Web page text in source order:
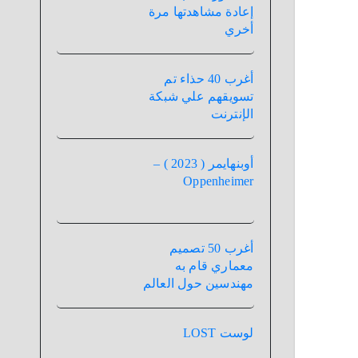
إعادة مشاهدتها مرة
أخري
أغرب 40 حذاء تم
تسويقهم علي شبكة
الإنترنت
أوبنهايمر ( 2023 ) –
Oppenheimer
أغرب 50 تصميم
معماري قام به
مهندسين حول العالم
لوست LOST